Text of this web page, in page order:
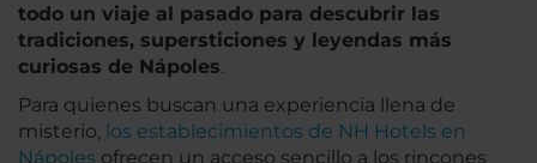
todo un viaje al pasado para descubrir las
tradiciones, supersticiones y leyendas más
curiosas de Nápoles.
Para quienes buscan una experiencia llena de
misterio, los establecimientos de NH Hotels en
Nápoles ofrecen un acceso sencillo a los rincones